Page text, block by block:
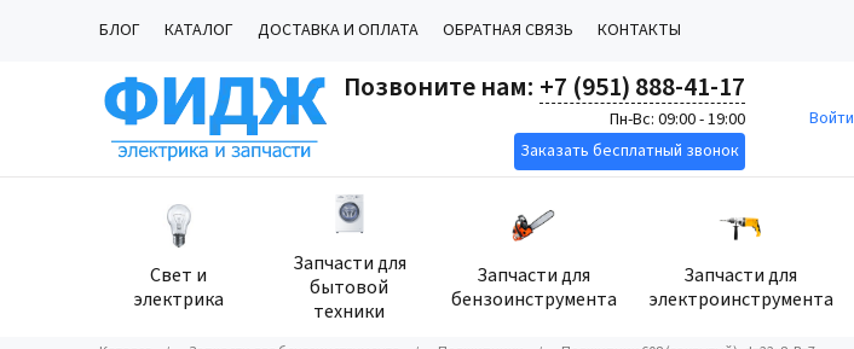
БЛОГ КАТАЛОГ ДОСТАВКА И ОПЛАТА ОБРАТНАЯ СВЯЗЬ КОНТАКТЫ
Позвоните нам: +7 (951) 888-41-17
Пн-Вс: 09:00 - 19:00
Заказать бесплатный звонок
Войти
Свет и
электрика
Запчасти для
бытовой
техники
Запчасти для
бензоинструмента
Запчасти для
электроинструмента